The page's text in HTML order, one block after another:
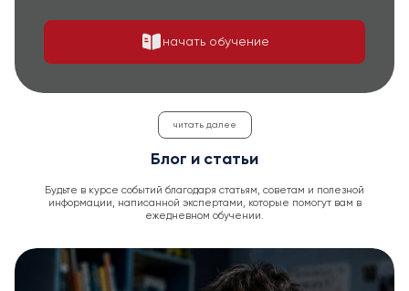
начать обучение
читать далее
Блог и статьи
Будьте в курсе событий благодаря статьям, советам и полезной
информации, написанной экспертами, которые помогут вам в
ежедневном обучении.